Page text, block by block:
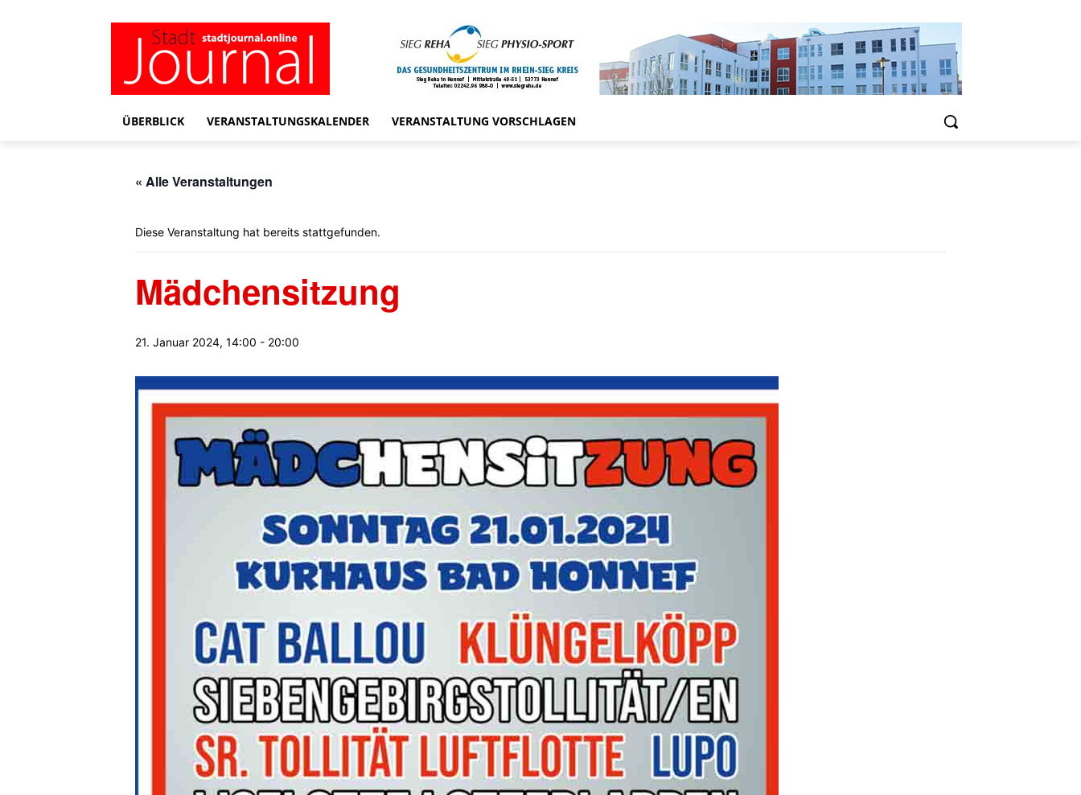
ÜBERBLICK VERANSTALTUNGSKALENDER VERANSTALTUNG VORSCHLAGEN
« Alle Veranstaltungen
Diese Veranstaltung hat bereits stattgefunden.
Mädchensitzung
21. Januar 2024, 14:00 - 20:00